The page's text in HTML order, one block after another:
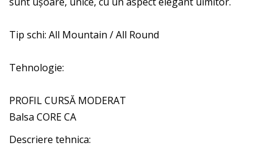
Tip schi: All Mountain / All Round
Tehnologie:
PROFIL CURSĂ MODERAT
Balsa CORE CA
Descriere tehnica: